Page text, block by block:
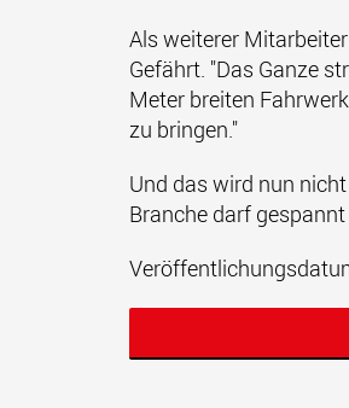
Als weiterer
Gefährt. "Das Ganze
Meter breiten
zu bringen."
Und das wird nun
Branche darf gespannt